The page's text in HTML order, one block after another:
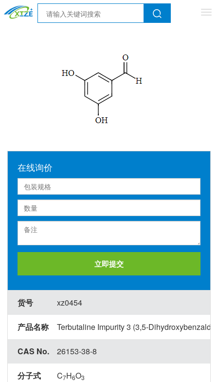
在线询价
立即提交
货号 xz0454
产品名称 Terbutaline Impurity 3 (3,5-
CAS No. 26153-38-8
分子式 C7H6O3